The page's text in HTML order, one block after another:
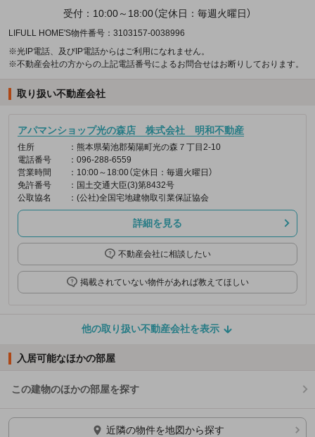
受付：10:00～18:00（定休日：毎週火曜日）
LIFULL HOME'S物件番号：3103157-0038996
※光IP電話、及びIP電話からはご利用になれません。
※不動産会社の方からの上記電話番号によるお問合せはお断りしております。
取り扱い不動産会社
アパマンショップ光の森店 株式会社 明和不動産
住所
：熊本県菊池郡菊陽町光の森７丁目2-10
電話番号
：096-288-6559
営業時間
：10:00～18:00（定休日：毎週火曜日）
免許番号
：国土交通大臣(3)第8432号
公取協名
：(公社)全国宅地建物取引業保証協会
詳細を見る
不動産会社に相談したい
掲載されていない物件があれば教えてほしい
他の取り扱い不動産会社を表示
入居可能なほかの部屋
この建物のほかの部屋を探す
ほかの部屋を検索中…
近隣の物件を地図から探す